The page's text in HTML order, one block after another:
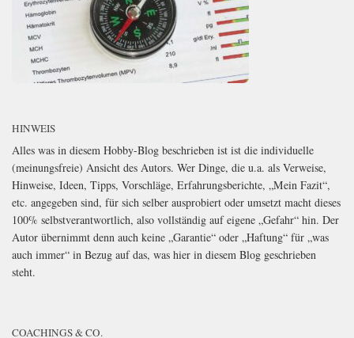
HINWEIS
Alles was in diesem Hobby-Blog beschrieben ist ist die individuelle
(meinungsfreie) Ansicht des Autors. Wer Dinge, die u.a. als Verweise,
Hinweise, Ideen, Tipps, Vorschläge, Erfahrungsberichte, „Mein Fazit“,
etc. angegeben sind, für sich selber ausprobiert oder umsetzt macht dieses
100% selbstverantwortlich, also vollständig auf eigene „Gefahr“ hin. Der
Autor übernimmt denn auch keine „Garantie“ oder „Haftung“ für „was
auch immer“ in Bezug auf das, was hier in diesem Blog geschrieben
steht.
COACHINGS & CO.